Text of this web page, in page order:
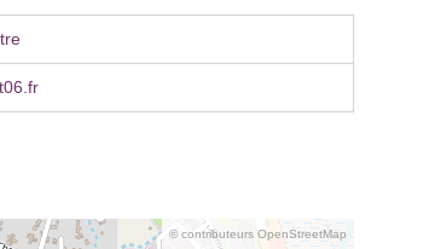
© contributeurs OpenStreetMap